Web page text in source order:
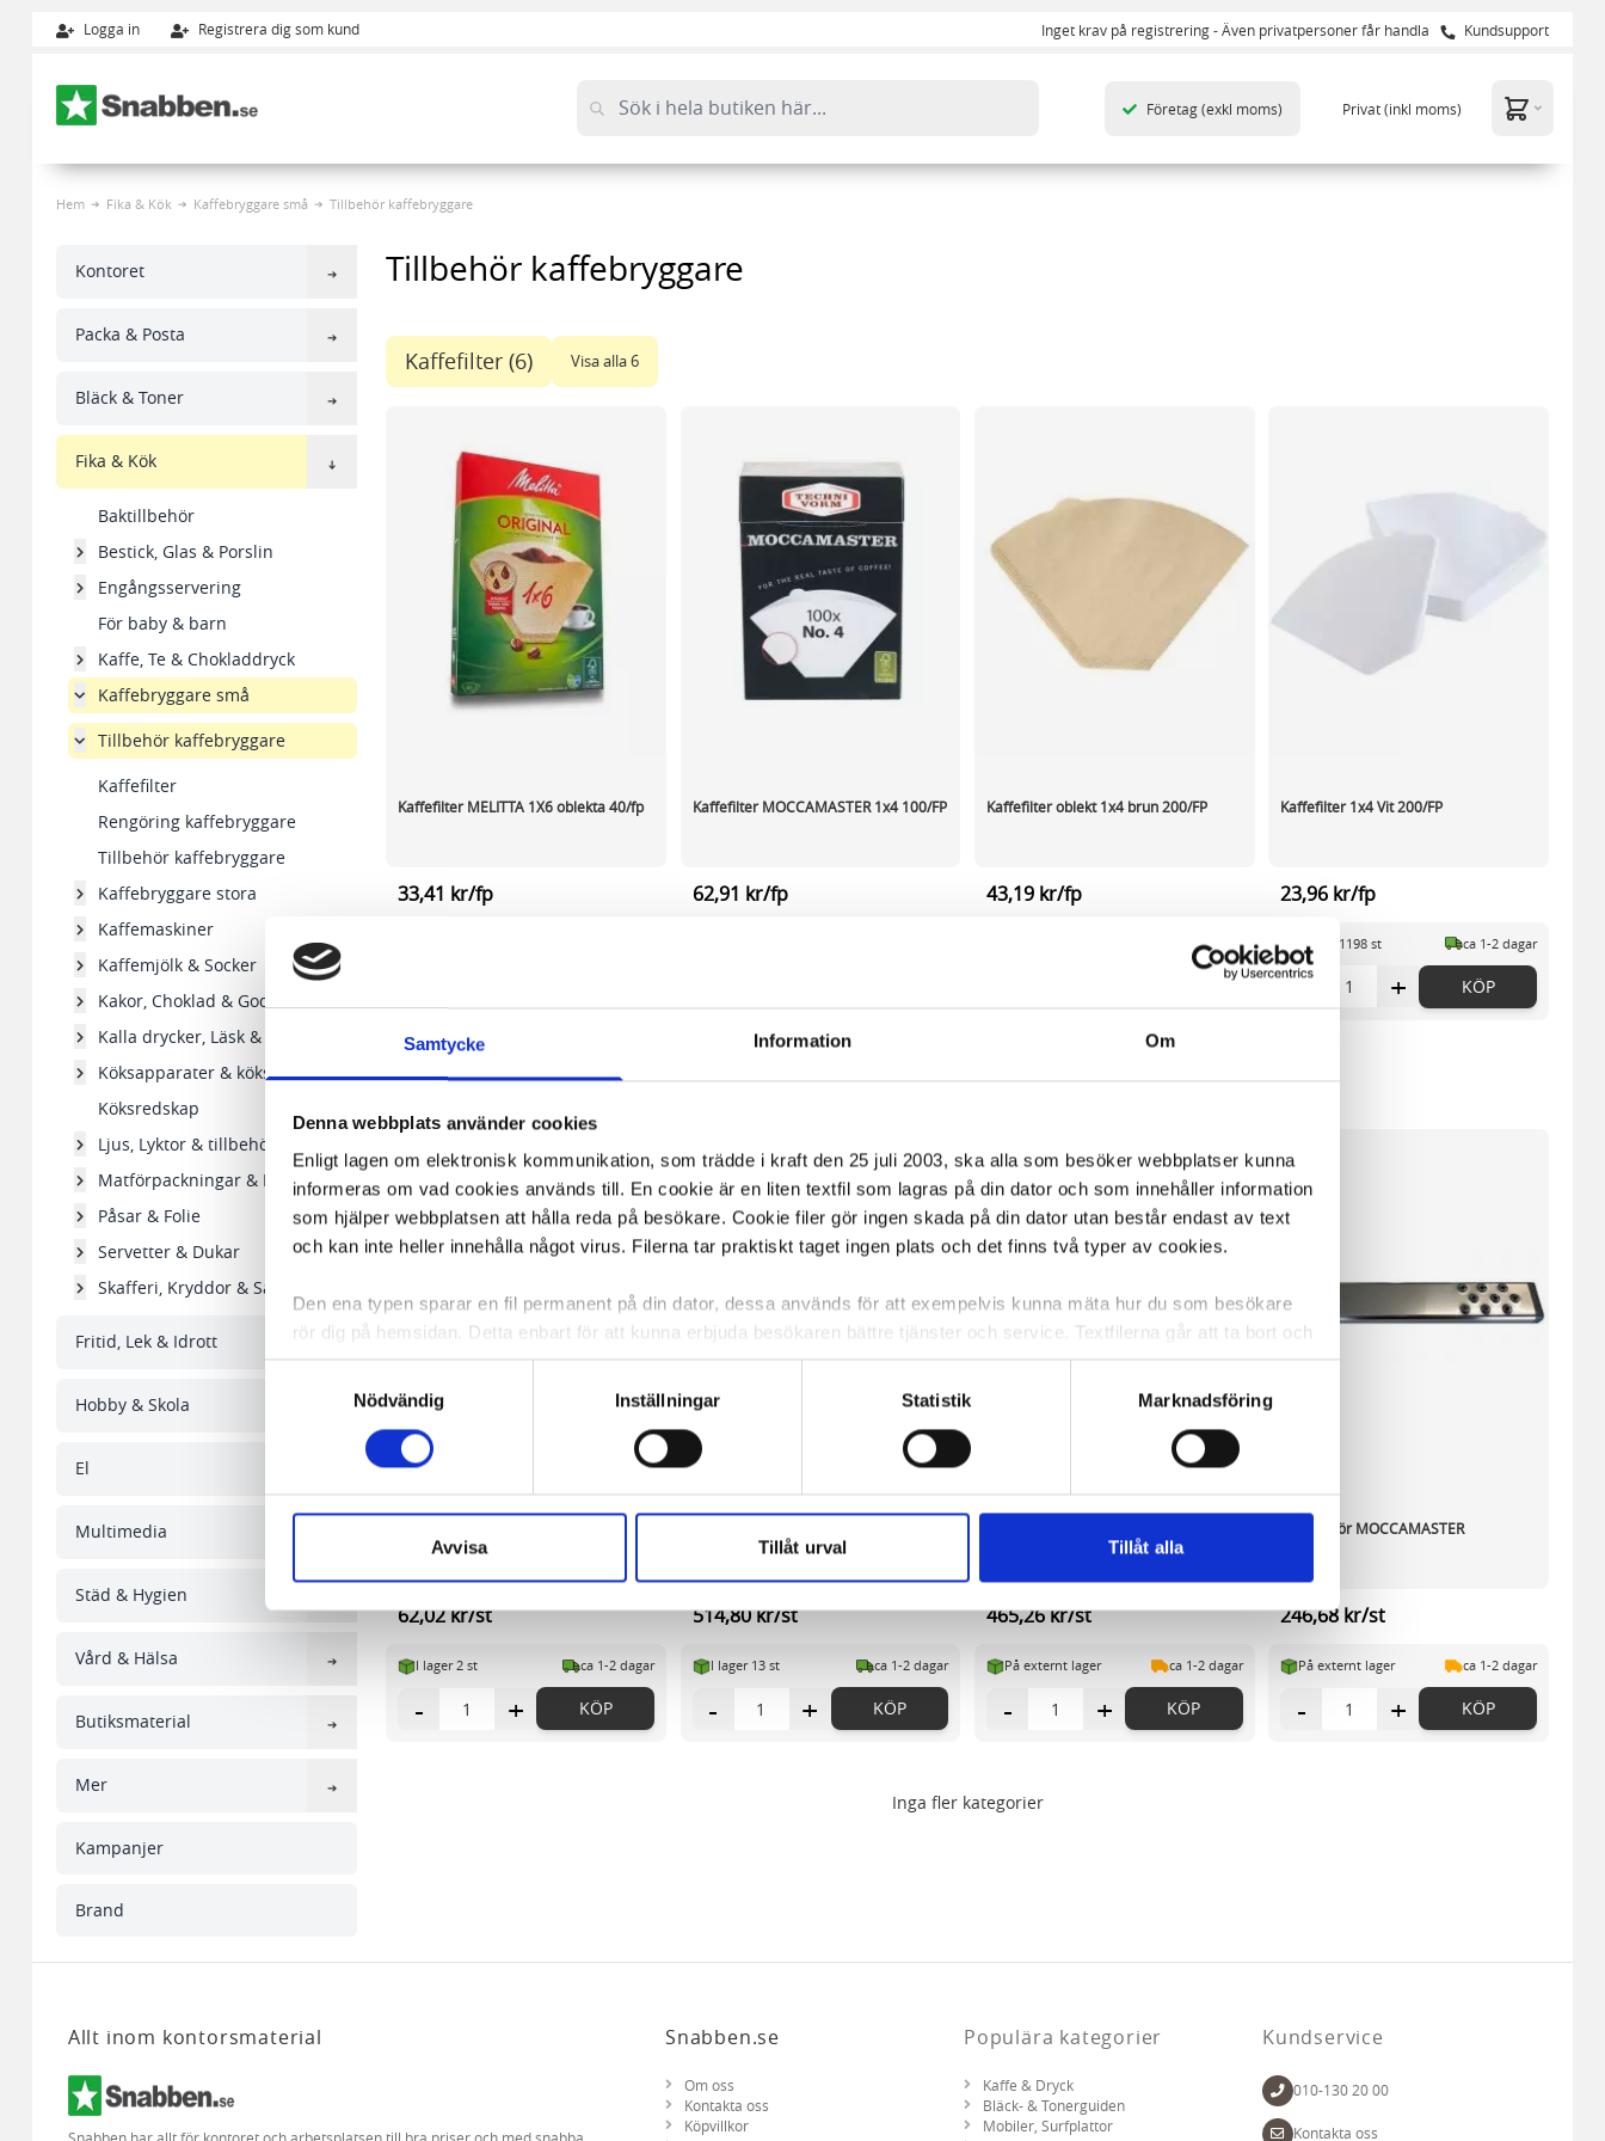
Samtycke Information Om
Denna webbplats använder cookies
Enligt lagen om elektronisk kommunikation, som trädde i kraft den 25 juli 2003, ska alla som besöker webbplatser kunna
informeras om vad cookies används till. En cookie är en liten textfil som lagras på din dator och som innehåller information
som hjälper webbplatsen att hålla reda på besökare. Cookie filer gör ingen skada på din dator utan består endast av text
och kan inte heller innehålla något virus. Filerna tar praktiskt taget ingen plats och det finns två typer av cookies.
Den ena typen sparar en fil permanent på din dator, dessa används för att exempelvis kunna mäta hur du som besökare
rör dig på hemsidan. Detta enbart för att kunna erbjuda besökaren bättre tjänster och service. Textfilerna går att ta bort och
de flesta webbläsare har funktioner för detta. Informationen som sparas på din dator är endast ett unikt nummer utan
någon koppling till personlig information, alltså helt anonymt.
Den andra typen av cookies som vanligtvis används är session cookies. Under tiden du är inne och besöker sidan delar
sociala medier och analysera vår trafik. Vi vidarebefordrar även sådana identifierare och annan information från din enhet
med annan information som du har tillhandahållit eller som de har samlat in när du har använt deras tjänster.
Nödvändig
Inställningar Statistik Marknadsföring
Avvisa Tillåt urval Tillåt alla
Logga in Registrera dig som kund Inget krav på registrering - Även privatpersoner får handla Kundsupport
Företag(exkl moms) Privat(inkl moms)
Hem Fika & Kök Kaffebryggare små Tillbehör kaffebryggare
Kontoret
Packa & Posta
Bläck & Toner
Fika & Kök
Baktillbehör
Bestick, Glas & Porslin
Engångsservering
För baby & barn
Kaffe, Te & Chokladdryck
Kaffebryggare små
Tillbehör kaffebryggare
Kaffefilter
Rengöring kaffebryggare
Tillbehör kaffebryggare
Kaffebryggare stora
Kaffemaskiner
Kaffemjölk & Socker
Kakor, Choklad & Godis
Kalla drycker, Läsk & Vatten
Köksapparater & köksgeråd
Köksredskap
Ljus, Lyktor & tillbehör
Matförpackningar & Formar
Påsar & Folie
Servetter & Dukar
Skafferi, Kryddor & Såser
Fritid, Lek & Idrott
Hobby & Skola
El
Multimedia
Städ & Hygien
Vård & Hälsa
Butiksmaterial
Mer
Kampanjer
Brand
Tillbehör kaffebryggare
Kaffefilter(6) Visa alla6
Kaffefilter MELITTA 1X6 oblekta 40/fp
33,41 kr/fp
Kaffefilter MOCCAMASTER 1x4 100/FP
62,91 kr/fp
Kaffefilter oblekt 1x4 brun 200/FP
43,19 kr/fp
ca 1-2 dagar
Kaffefilter 1x4 Vit 200/FP
23,96 kr/fp
I lager 1198st ca 1-2 dagar
- + KÖP
Tillbehör kaffebryggare(12) Visa alla12
62,02 kr/st
I lager 2st ca 1-2 dagar
- + KÖP
t/Automatic 1,25L
514,80 kr/st
I lager 13 st ca 1-2 dagar
- + KÖP
465,26 kr/st
På externt lager ca 1-2 dagar
- + KÖP
Utloppsrör MOCCAMASTER
246,68 kr/st
På externt lager ca 1-2 dagar
- + KÖP
Inga fler kategorier
Allt inom kontorsmaterial Snabben.se
Om oss
Kontakta oss
Köpvillkor
Populära kategorier
Kaffe & Dryck
Bläck- & Tonerguiden
Mobiler, Surfplattor
Kundservice
010-130 20 00
Kontakta oss